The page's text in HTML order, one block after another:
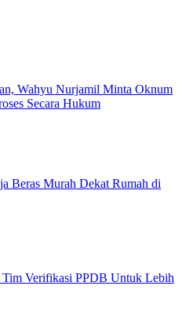
Wahyu Nurjamil Minta Oknum
Secara Hukum
Beras Murah Dekat Rumah di
Verifikasi PPDB Untuk Lebih